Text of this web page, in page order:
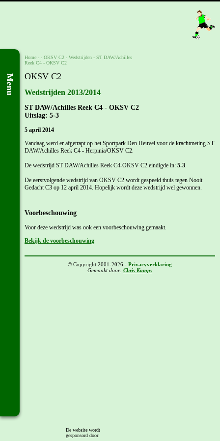
Menu
Home - - OKSV C2 - Wedstrijden - ST DAW/Achilles
Reek C4 - OKSV C2
OKSV C2
Wedstrijden 2013/2014
ST DAW/Achilles Reek C4 - OKSV C2
Uitslag: 5-3
5 april 2014
Vandaag werd er afgetrapt op het Sportpark Den Heuvel voor de krachtmeting ST
DAW/Achilles Reek C4 - Herpinia/OKSV C2.
De wedstrijd ST DAW/Achilles Reek C4-OKSV C2 eindigde in: 5-3.
De eerstvolgende wedstrijd van OKSV C2 wordt gespeeld thuis tegen Nooit
Gedacht C3 op 12 april 2014. Hopelijk wordt deze wedstrijd wel gewonnen.
Voorbeschouwing
Voor deze wedstrijd was ook een voorbeschouwing gemaakt.
Bekijk de voorbeschouwing
© Copyright 2001-2026 - Privacyverklaring
Gemaakt door: Chris Kamps
De website wordt
gesponsord door: